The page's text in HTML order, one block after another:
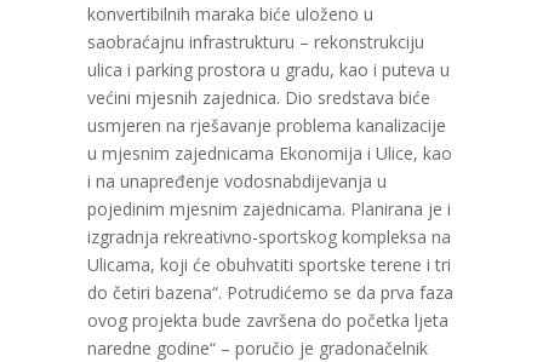
konvertibilnih maraka biće uloženo u
saobraćajnu infrastrukturu – rekonstrukciju
ulica i parking prostora u gradu, kao i puteva u
većini mjesnih zajednica. Dio sredstava biće
usmjeren na rješavanje problema kanalizacije
u mjesnim zajednicama Ekonomija i Ulice, kao
i na unapređenje vodosnabdijevanja u
pojedinim mjesnim zajednicama. Planirana je i
izgradnja rekreativno-sportskog kompleksa na
Ulicama, koji će obuhvatiti sportske terene i tri
do četiri bazena“. Potrudićemo se da prva faza
ovog projekta bude završena do početka ljeta
naredne godine“ – poručio je gradonačelnik